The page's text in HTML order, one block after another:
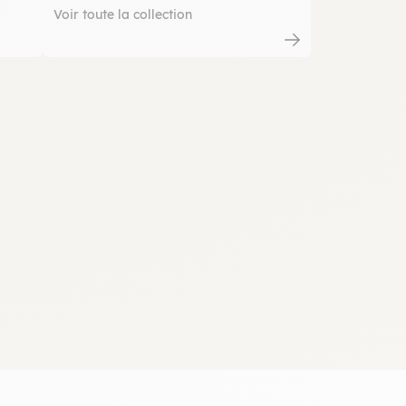
Voir toute la collection